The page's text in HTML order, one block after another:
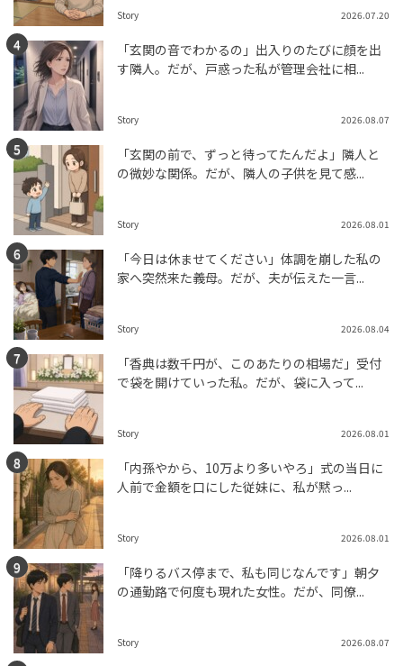
Story 2026.07.20
「玄関の音でわかるの」出入りのたびに顔を出
す隣人。だが、戸惑った私が管理会社に相...
Story 2026.08.07
「玄関の前で、ずっと待ってたんだよ」隣人と
の微妙な関係。だが、隣人の子供を見て感...
Story 2026.08.01
「今日は休ませてください」体調を崩した私の
家へ突然来た義母。だが、夫が伝えた一言...
Story 2026.08.04
「香典は数千円が、このあたりの相場だ」受付
で袋を開けていった私。だが、袋に入って...
Story 2026.08.01
「内孫やから、10万より多いやろ」式の当日に
人前で金額を口にした従妹に、私が黙っ...
Story 2026.08.01
「降りるバス停まで、私も同じなんです」朝夕
の通勤路で何度も現れた女性。だが、同僚...
Story 2026.08.07